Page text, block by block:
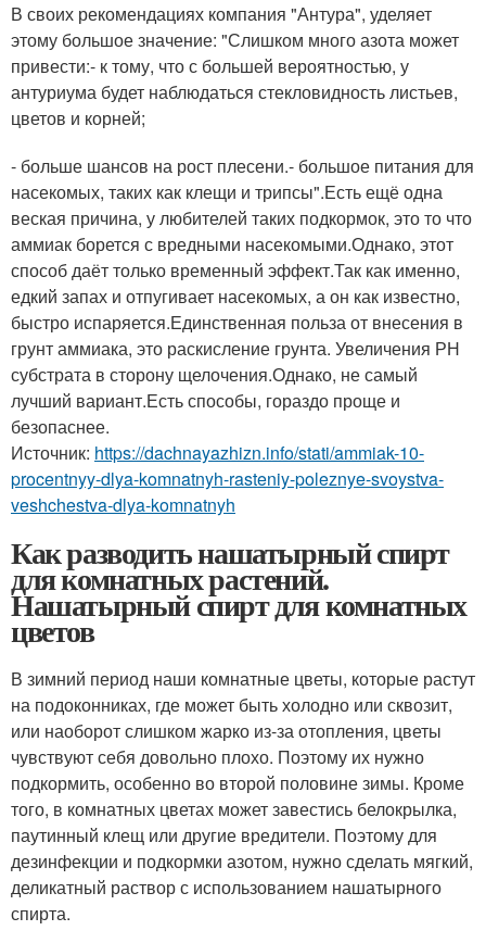
В своих рекомендациях компания "Антура", уделяет
этому большое значение: "Слишком много азота может
привести:- к тому, что с большей вероятностью, у
антуриума будет наблюдаться стекловидность листьев,
цветов и корней;
- больше шансов на рост плесени.- большое питания для
насекомых, таких как клещи и трипсы".Есть ещё одна
веская причина, у любителей таких подкормок, это то что
аммиак борется с вредными насекомыми.Однако, этот
способ даёт только временный эффект.Так как именно,
едкий запах и отпугивает насекомых, а он как известно,
быстро испаряется.Единственная польза от внесения в
грунт аммиака, это раскисление грунта. Увеличения РН
субстрата в сторону щелочения.Однако, не самый
лучший вариант.Есть способы, гораздо проще и
безопаснее.
Источник: https://dachnayazhizn.info/stati/ammiak-10-
procentnyy-dlya-komnatnyh-rasteniy-poleznye-svoystva-
veshchestva-dlya-komnatnyh
Как разводить нашатырный спирт
для комнатных растений.
Нашатырный спирт для комнатных
цветов
В зимний период наши комнатные цветы, которые растут
на подоконниках, где может быть холодно или сквозит,
или наоборот слишком жарко из-за отопления, цветы
чувствуют себя довольно плохо. Поэтому их нужно
подкормить, особенно во второй половине зимы. Кроме
того, в комнатных цветах может завестись белокрылка,
паутинный клещ или другие вредители. Поэтому для
дезинфекции и подкормки азотом, нужно сделать мягкий,
деликатный раствор с использованием нашатырного
спирта.